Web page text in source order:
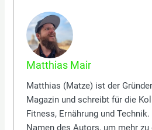
Matthias Mair
Matthias (Matze) ist der
Magazin und schreibt für die
Fitness, Ernährung und
Namen des Autors, um mehr zu